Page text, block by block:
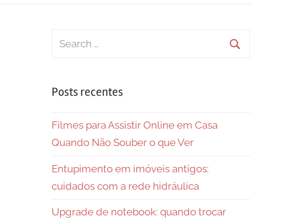
Search
Posts recentes
Filmes para Assistir Online em Casa
Quando Não Souber o que Ver
Entupimento em imóveis antigos:
cuidados com a rede hidráulica
Upgrade de notebook: quando trocar